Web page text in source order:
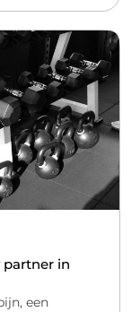
partner in
een